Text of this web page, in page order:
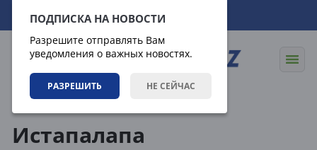
ПОДПИСКА НА НОВОСТИ
Разрешите отправлять Вам
уведомления о важных новостях.
РАЗРЕШИТЬ НЕ СЕЙЧАС
07.08.2026 14:25:39
Истапалапа